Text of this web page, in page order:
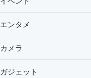
エンタメ
カメラ
ガジェット